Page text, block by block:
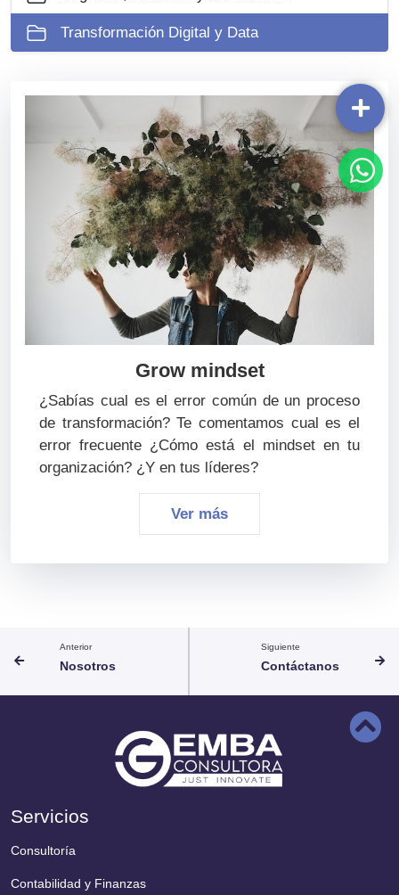
Transformación Digital y Data
Grow mindset
¿Sabías cual es el error común de un proceso
de transformación? Te comentamos cual es el
error frecuente ¿Cómo está el mindset en tu
organización? ¿Y en tus líderes?
Ver más
Anterior
Nosotros
Siguiente
Contáctanos
Servicios
Consultoría
Contabilidad y Finanzas